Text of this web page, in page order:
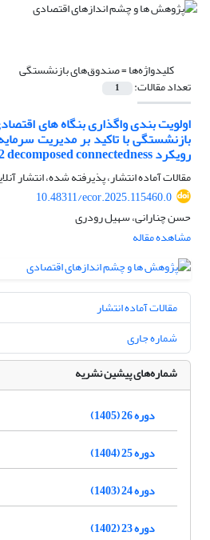
کلیدواژه‌ها =صندوق‌های بازنشستگی
تعداد مقالات: 1
اولویت بندی واگذاری بنگاه های
بازنشستگی با تاکید بر مدیریت
رویکرد DCC-GARCH R2 decomposed connectedness
مقالات آماده انتشار، پذیرفته شده، انتشار
10.48311/ecor.2025.115460.0
حسن چنارانی، سهیل رودری
مشاهده مقاله
مقالات آماده انتشار
شماره جاری
شماره‌های پیشین نشریه
دوره 26 (1405)
دوره 25 (1404)
دوره 24 (1403)
دوره 23 (1402)